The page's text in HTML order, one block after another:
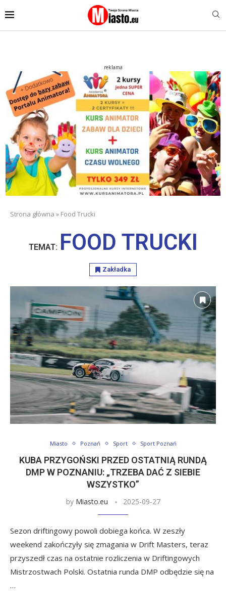
reklama
Strona główna » Food Trucki
TEMAT: FOOD TRUCKI
Zakładka
Miasto Poznań Sport Sport Poznań
KUBA PRZYGOŃSKI PRZED OSTATNIĄ RUNDĄ
DMP W POZNANIU: „TRZEBA DAĆ Z SIEBIE
WSZYSTKO”
by Miasto.eu 2025-09-27
Sezon driftingowy powoli dobiega końca. W zeszły
weekend zakończyły się zmagania w Drift Masters, teraz
przyszedł czas na ostatnie rozliczenia w Driftingowych
Mistrzostwach Polski. Ostatnia runda DMP odbędzie się na
…